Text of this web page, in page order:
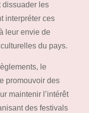
dissuader les
interpréter ces
leur envie de
du pays.
le
promouvoir des
maintenir l’intérêt
des festivals